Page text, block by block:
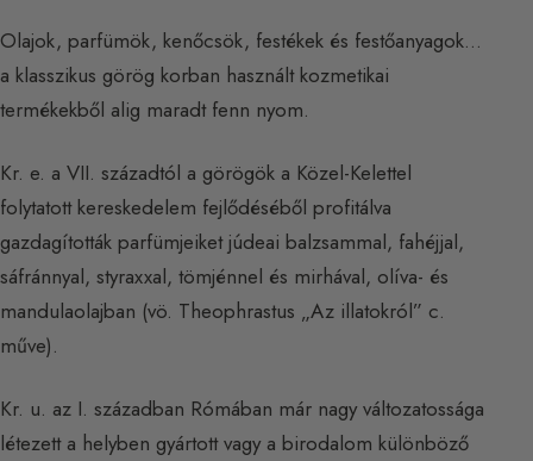
Olajok, parfümök, kenőcsök, festékek és festőanyagok…
a klasszikus görög korban használt kozmetikai
termékekből alig maradt fenn nyom.
Kr. e. a VII. századtól a görögök a Közel-Kelettel
folytatott kereskedelem fejlődéséből profitálva
gazdagították parfümjeiket júdeai balzsammal, fahéjjal,
sáfránnyal, styraxxal, tömjénnel és mirhával, olíva- és
mandulaolajban (vö. Theophrastus „Az illatokról” c.
műve).
Kr. u. az I. században Rómában már nagy változatossága
létezett a helyben gyártott vagy a birodalom különböző